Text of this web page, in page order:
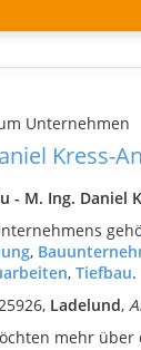
Unternehmen
Kress-
- M. Ing. Daniel
,
, Tiefbau.
Ladelund,
mehr über